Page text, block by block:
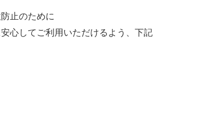
止のために
心してご利用いただけるよう、下記